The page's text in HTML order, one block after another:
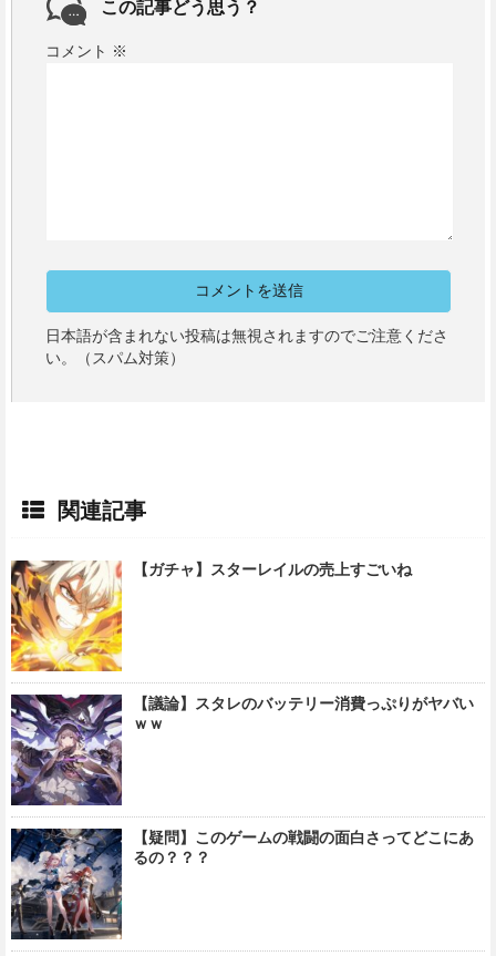
この記事どう思う？
コメント ※
日本語が含まれない投稿は無視されますのでご注意くださ
い。（スパム対策）
関連記事
【ガチャ】スターレイルの売上すごいね
【議論】スタレのバッテリー消費っぷりがヤバい
ｗｗ
【疑問】このゲームの戦闘の面白さってどこにあ
るの？？？